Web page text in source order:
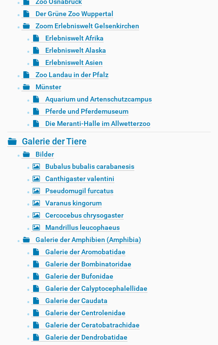
Zoo Osnabrück
Der Grüne Zoo Wuppertal
Zoom Erlebniswelt Gelsenkirchen
Erlebniswelt Afrika
Erlebniswelt Alaska
Erlebniswelt Asien
Zoo Landau in der Pfalz
Münster
Aquarium und Artenschutzcampus
Pferde und Pferdemuseum
Die Meranti-Halle im Allwetterzoo
Galerie der Tiere
Bilder
Bubalus bubalis carabanesis
Canthigaster valentini
Pseudomugil furcatus
Varanus kingorum
Cercocebus chrysogaster
Mandrillus leucophaeus
Galerie der Amphibien (Amphibia)
Galerie der Aromobatidae
Galerie der Bombinatoridae
Galerie der Bufonidae
Galerie der Calyptocephalellidae
Galerie der Caudata
Galerie der Centrolenidae
Galerie der Ceratobatrachidae
Galerie der Dendrobatidae